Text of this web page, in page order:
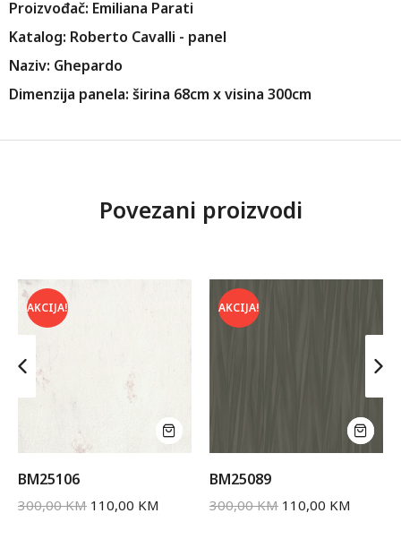
Proizvođač: Emiliana Parati
Katalog: Roberto Cavalli - panel
Naziv: Ghepardo
Dimenzija panela: širina 68cm x visina 300cm
Povezani proizvodi
AKCIJA!
BM25106
300,00KM 110,00 KM
AKCIJA!
BM25089
300,00KM 110,00 KM